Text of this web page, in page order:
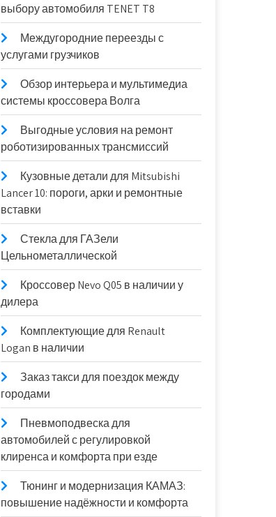
выбору автомобиля TENET T8
Междугородние переезды с
услугами грузчиков
Обзор интерьера и мультимедиа
системы кроссовера Волга
Выгодные условия на ремонт
роботизированных трансмиссий
Кузовные детали для Mitsubishi
Lancer 10: пороги, арки и ремонтные
вставки
Стекла для ГАЗели
Цельнометаллической
Кроссовер Nevo Q05 в наличии у
дилера
Комплектующие для Renault
Logan в наличии
Заказ такси для поездок между
городами
Пневмоподвеска для
автомобилей с регулировкой
клиренса и комфорта при езде
Тюнинг и модернизация КАМАЗ:
повышение надёжности и комфорта